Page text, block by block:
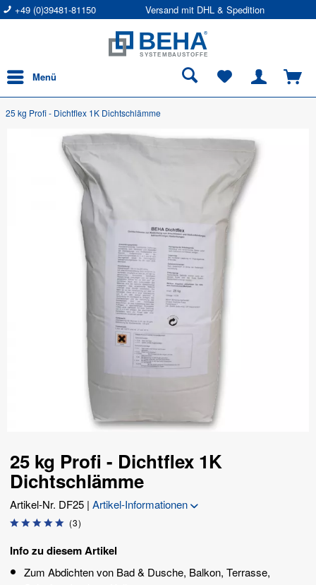
+49 (0)39481-81150 Versand mit DHL & Spedition
Menü
25 kg Profi - Dichtflex 1K Dichtschlämme
25 kg Profi - Dichtflex 1K
Dichtschlämme
Artikel-Nr. DF25 | Artikel-Informationen
(3)
Info zu diesem Artikel
Zum Abdichten von Bad & Dusche, Balkon, Terrasse,